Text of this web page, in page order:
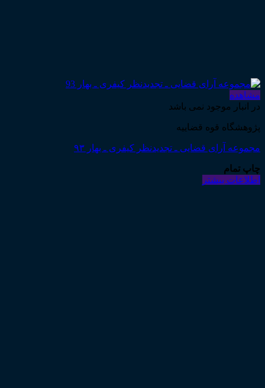
مشاهده
در انبار موجود نمی باشد
پژوهشگاه قوه قضاییه
مجموعه آرای قضایی ـ تجدیدنظر کیفری ـ بهار ۹۳
چاپ تمام
اطلاعات بیشتر